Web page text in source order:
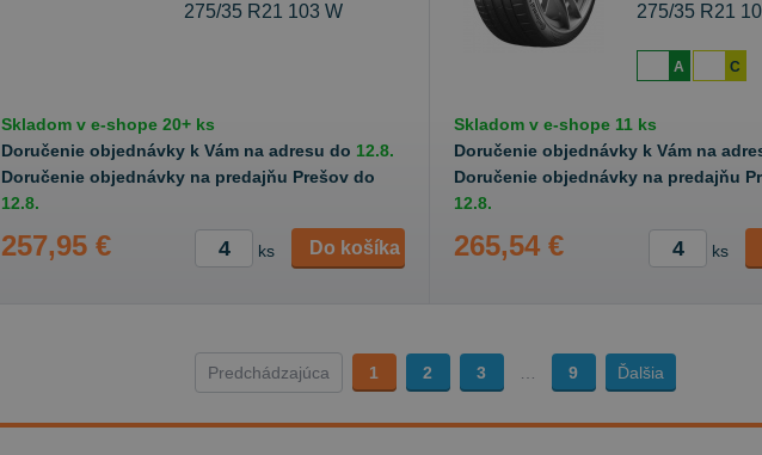
275/35 R21 103 W
Skladom v e-shope 20+ ks
Doručenie objednávky k Vám na adresu do 12.8.
Doručenie objednávky na predajňu Prešov do
12.8.
257,95 € ks Do košíka
275/35 R21
A C
Skladom v e-shope 11 ks
Doručenie objednávky k Vám na
Doručenie objednávky na predajňu
12.8.
265,54 € ks
Predchádzajúca 1 2 3 9 Ďalšia